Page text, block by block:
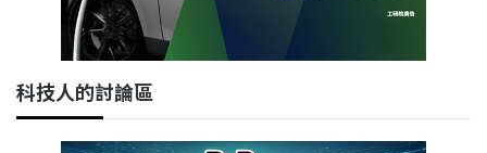
科技人的討論區